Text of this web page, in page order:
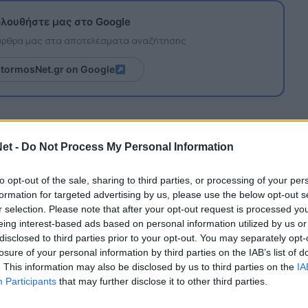
- Do Not Process My Personal Information
opt-out of the sale, sharing to third parties, or processing of your
for targeted advertising by us, please use the below opt-out
selection. Please note that after your opt-out request is processed
interest-based ads based on personal information utilized by us
to third parties prior to your opt-out. You may separately
of your personal information by third parties on the IAB’s list of
This information may also be disclosed by us to third parties on the
Participants that may further disclose it to other third parties.
μας στο Google
μας στα αποτελέσματα αναζήτησης
on Google
Σιέλης.
έδρας αγώνα με τον Ατρόμητο συμμετέχουν
Μπάντζι, Μπουχαλάκης,
Γκράναθ, Κόγιτς, Κουτσερένκο, Λομπάτο,
Μλάντεν, Παρδαλός, Ρόσα, Σατσιάς,